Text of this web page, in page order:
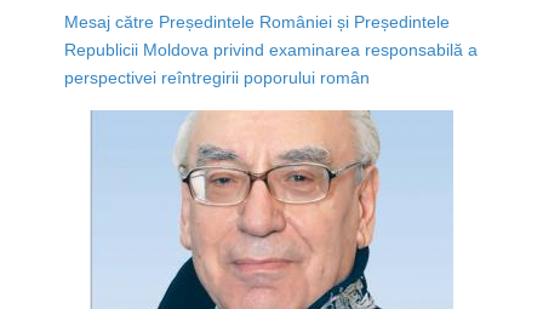
Mesaj către Președintele României și Președintele
Republicii Moldova privind examinarea responsabilă a
perspectivei reîntregirii poporului român